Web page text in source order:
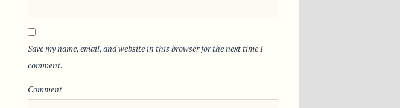
Save my name, email, and website in this browser for the next time I
comment.
Comment